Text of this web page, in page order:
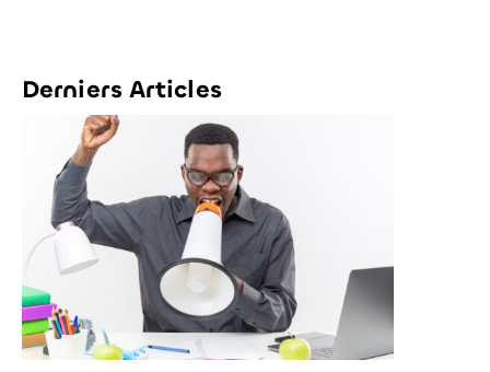
Derniers Articles